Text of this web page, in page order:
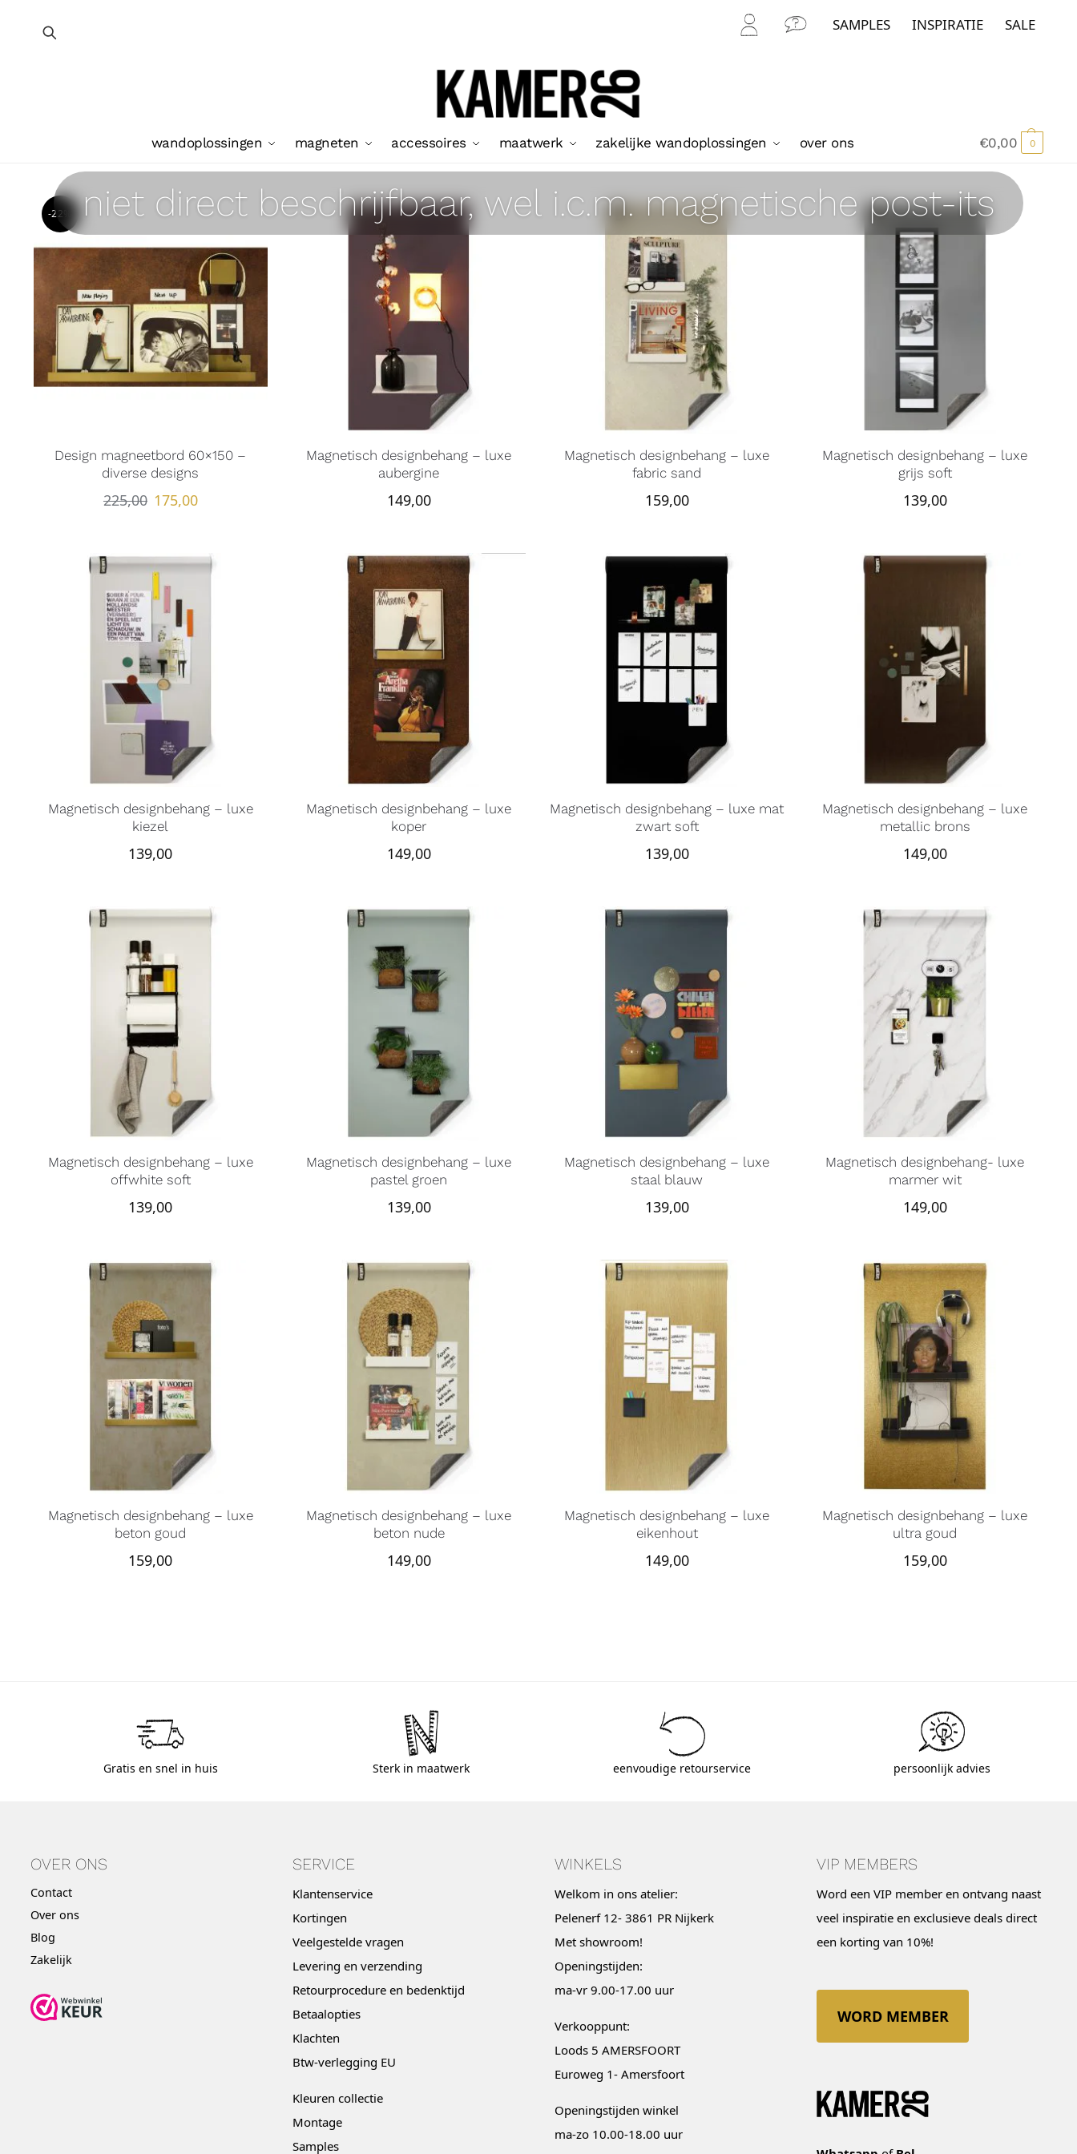
Mijn
Con
SAMPLES INSPIRATIE SALE
wandoplossingen magneten accessoires maatwerk zakelijke wandoplossingen over ons €0,00 0
niet direct beschrijfbaar, wel i.c.m. magnetische post-its
-22%
Design magneetbord 60×150 –
diverse designs
225,00 175,00
Magnetisch designbehang – luxe
aubergine
149,00
Magnetisch designbehang – luxe
fabric sand
159,00
Magnetisch designbehang – luxe
grijs soft
139,00
Magnetisch designbehang – luxe
kiezel
139,00
Magnetisch designbehang – luxe
koper
149,00
Magnetisch designbehang – luxe mat
zwart soft
139,00
Magnetisch designbehang – luxe
metallic brons
149,00
Magnetisch designbehang – luxe
offwhite soft
139,00
Magnetisch designbehang – luxe
pastel groen
139,00
Magnetisch designbehang – luxe
staal blauw
139,00
Magnetisch designbehang- luxe
marmer wit
149,00
Magnetisch designbehang – luxe
beton goud
159,00
Magnetisch designbehang – luxe
beton nude
149,00
Magnetisch designbehang – luxe
eikenhout
149,00
Magnetisch designbehang – luxe
ultra goud
159,00
Gratis en snel in huis Sterk in maatwerk eenvoudige retourservice persoonlijk advies
OVER ONS
Contact
Over ons
Blog
Zakelijk
SERVICE
Klantenservice
Kortingen
Veelgestelde vragen
Levering en verzending
Retourprocedure en bedenktijd
Betaalopties
Klachten
Btw-verlegging EU
Kleuren collectie
Montage
Samples
WINKELS
Welkom in ons atelier:
Pelenerf 12- 3861 PR Nijkerk
Met showroom!
Openingstijden:
ma-vr 9.00-17.00 uur
Verkooppunt:
Loods 5 AMERSFOORT
Euroweg 1- Amersfoort
Openingstijden winkel
ma-zo 10.00-18.00 uur
VIP MEMBERS
Word een VIP member en ontvang naast
veel inspiratie en exclusieve deals direct
een korting van 10%!
WORD MEMBER